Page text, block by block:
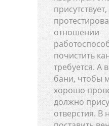
отношении
почистить
требуется. А
бани, чтобы
хорошо
должно
отверстия. В